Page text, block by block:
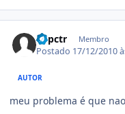
appctr Membro
Postado 17/12/2010
AUTOR
meu problema é que